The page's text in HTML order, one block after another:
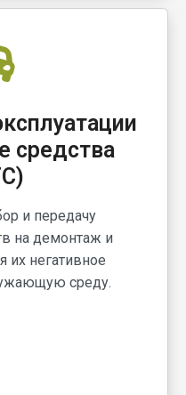
средства
и передачу
на демонтаж и
их негативное
среду.